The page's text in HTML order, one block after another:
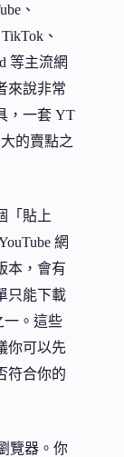
、
、
等主流網
來說非常
，一套 YT
的賣點之
「貼上
網
本，會有
只能下載
一。這些
你可以先
符合你的
覽器。你